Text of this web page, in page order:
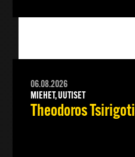
06.08.2026
MIEHET, UUTISET
Theodoros